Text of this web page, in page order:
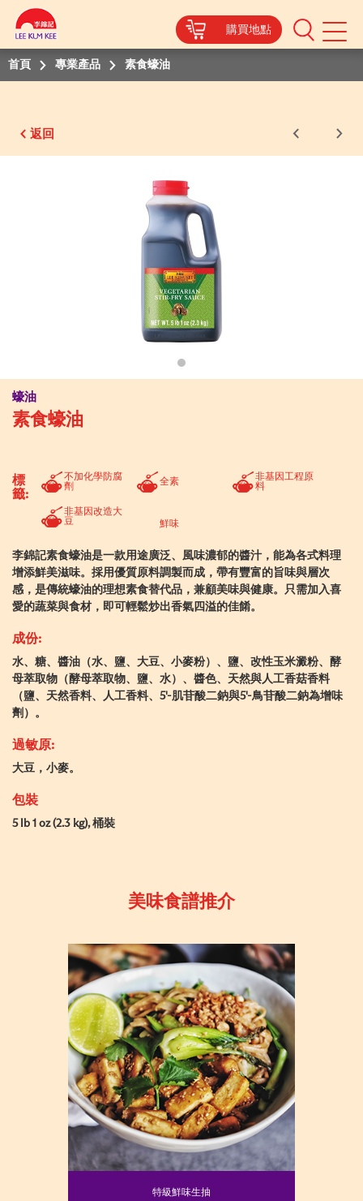
購買地點
Mobile
Menu
首頁
專業產品 素食蠔油
返回
蠔油
素食蠔油
標
籤:
不加化學防腐
劑
全素
非基因工程原
料
非基因改造大
豆
鮮味
李錦記素食蠔油是一款用途廣泛、風味濃郁的醬汁，能為各式料理
增添鮮美滋味。採用優質原料調製而成，帶有豐富的旨味與層次
感，是傳統蠔油的理想素食替代品，兼顧美味與健康。只需加入喜
愛的蔬菜與食材，即可輕鬆炒出香氣四溢的佳餚。
成份:
水、糖、醬油（水、鹽、大豆、小麥粉）、鹽、改性玉米澱粉、酵
母萃取物（酵母萃取物、鹽、水）、醬色、天然與人工香菇香料
（鹽、天然香料、人工香料、5'-肌苷酸二鈉與5'-鳥苷酸二鈉為增味
劑）。
過敏原:
大豆，小麥。
包裝
5 lb 1 oz (2.3 kg), 桶裝
美味食譜推介
特級鮮味生抽